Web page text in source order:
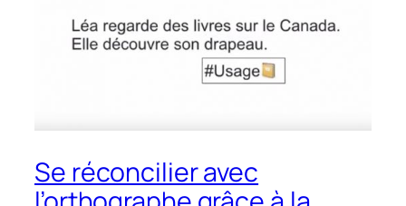
Se réconcilier avec